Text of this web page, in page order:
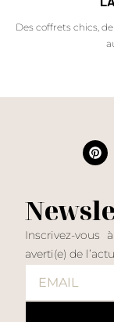
Des coffrets chics,
Inscrivez-vous
averti(e) de